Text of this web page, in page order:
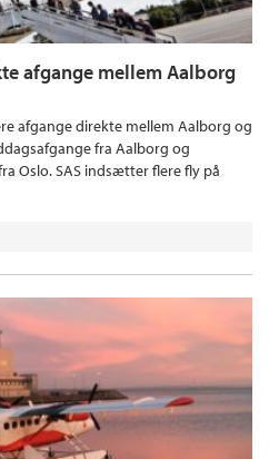
afgange mellem Aalborg
afgange direkte mellem Aalborg og
fra Aalborg og
Oslo. SAS indsætter flere fly på